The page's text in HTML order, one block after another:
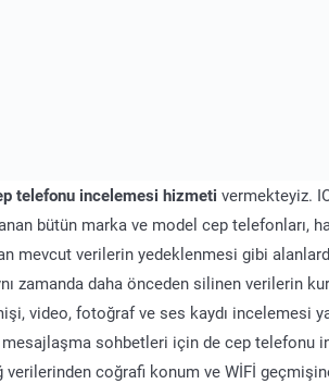
telefonu incelemesi hizmeti vermekteyiz.
bütün marka ve model cep telefonları,
mevcut verilerin yedeklenmesi gibi
zamanda daha önceden silinen verilerin
video, fotoğraf ve ses kaydı incelemesi
mesajlaşma sohbetleri için de cep telefonu
verilerinden coğrafi konum ve WİFİ